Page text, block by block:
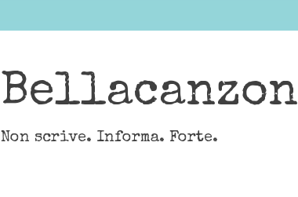
Non scrive. Informa. Forte.